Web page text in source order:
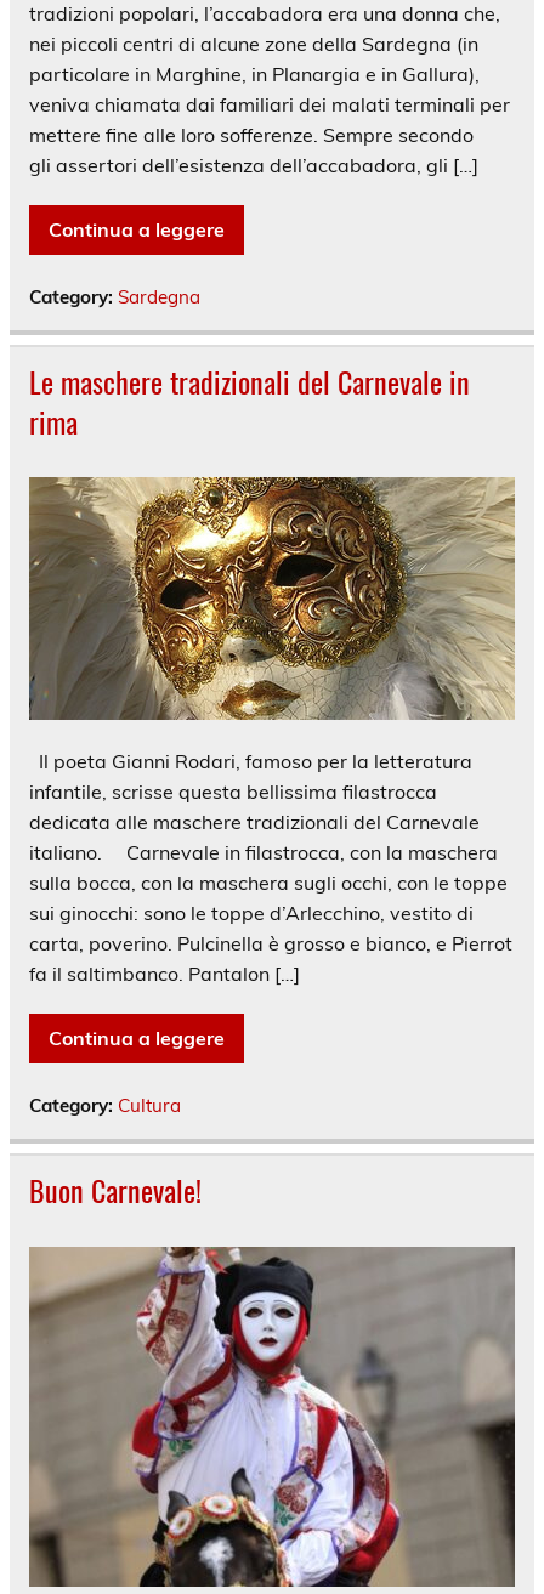
tradizioni popolari, l’accabadora era una donna che,
nei piccoli centri di alcune zone della Sardegna (in
particolare in Marghine, in Planargia e in Gallura),
veniva chiamata dai familiari dei malati terminali per
mettere fine alle loro sofferenze. Sempre secondo
gli assertori dell’esistenza dell’accabadora, gli […]
Continua a leggere
Category: Sardegna
Le maschere tradizionali del Carnevale in
rima
Il poeta Gianni Rodari, famoso per la letteratura
infantile, scrisse questa bellissima filastrocca
dedicata alle maschere tradizionali del Carnevale
italiano. Carnevale in filastrocca, con la maschera
sulla bocca, con la maschera sugli occhi, con le toppe
sui ginocchi: sono le toppe d’Arlecchino, vestito di
carta, poverino. Pulcinella è grosso e bianco, e Pierrot
fa il saltimbanco. Pantalon […]
Continua a leggere
Category: Cultura
Buon Carnevale!